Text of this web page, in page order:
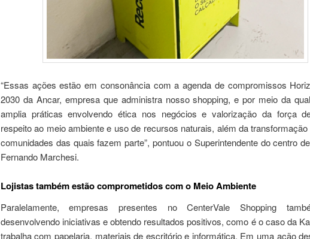
“Essas ações estão em consonância com a agenda de compromissos
2030 da Ancar, empresa que administra nosso shopping, e por meio da
amplia práticas envolvendo ética nos negócios e valorização da força
respeito ao meio ambiente e uso de recursos naturais, além da
comunidades das quais fazem parte”, pontuou o Superintendente do centro
Fernando Marchesi.
Lojistas também estão comprometidos com o Meio Ambiente
Paralelamente, empresas presentes no CenterVale Shopping
desenvolvendo iniciativas e obtendo resultados positivos, como é o caso da